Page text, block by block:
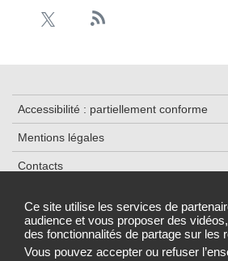
Ce site utilise les services de
audience et vous proposer des
des fonctionnalités de partage sur les
Vous pouvez accepter ou refuser
Accessibilité : partiellement conforme
Mentions légales
Contacts
Données personnelles et cookies
Gestion des cookies